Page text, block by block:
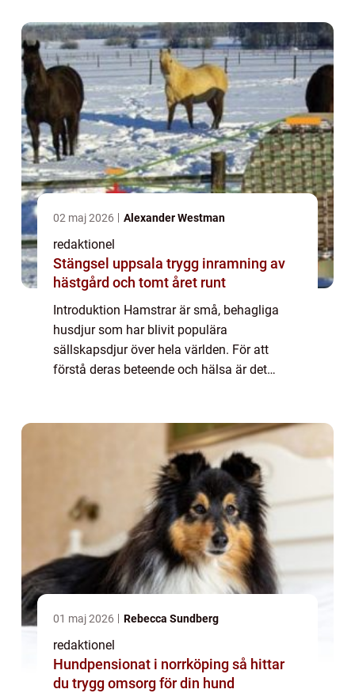
av ̶...
02 maj 2026 Alexander Westman
redaktionel
Stängsel uppsala trygg inramning av
hästgård och tomt året runt
Introduktion Hamstrar är små, behagliga
husdjur som har blivit populära
sällskapsdjur över hela världen. För att
förstå deras beteende och hälsa är det
01 maj 2026 Rebecca Sundberg
redaktionel
Hundpensionat i norrköping så hittar
du trygg omsorg för din hund